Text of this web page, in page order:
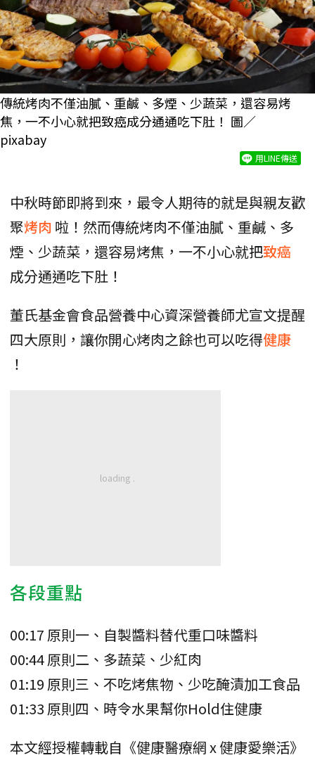
傳統烤肉不僅油膩、重鹹、多煙、少蔬菜，還容易烤
焦，一不小心就把致癌成分通通吃下肚！ 圖／
pixabay
用LINE傳送
中秋時節即將到來，最令人期待的就是與親友歡
聚烤肉 啦！然而傳統烤肉不僅油膩、重鹹、多
煙、少蔬菜，還容易烤焦，一不小心就把致癌
成分通通吃下肚！
董氏基金會食品營養中心資深營養師尤宣文提醒
四大原則，讓你開心烤肉之餘也可以吃得健康
！
各段重點
00:17 原則一、自製醬料替代重口味醬料
00:44 原則二、多蔬菜、少紅肉
01:19 原則三、不吃烤焦物、少吃醃漬加工食品
01:33 原則四、時令水果幫你Hold住健康
本文經授權轉載自《健康醫療網 x 健康愛樂活》